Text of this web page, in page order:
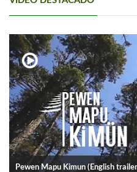
Pewen Mapu Kimun (English